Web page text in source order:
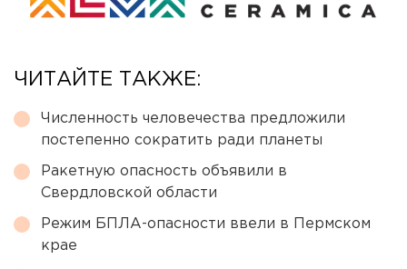
ЧИТАЙТЕ ТАКЖЕ:
Численность человечества предложили
постепенно сократить ради планеты
Ракетную опасность объявили в
Свердловской области
Режим БПЛА-опасности ввели в Пермском
крае